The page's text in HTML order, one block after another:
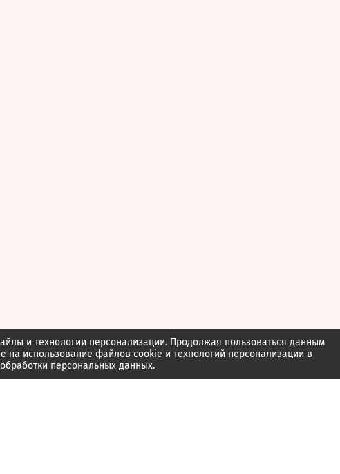
и технологии персонализации. Продолжая пользоваться данным
на использование файлов cookie и технологий персонализации в
персональных данных.